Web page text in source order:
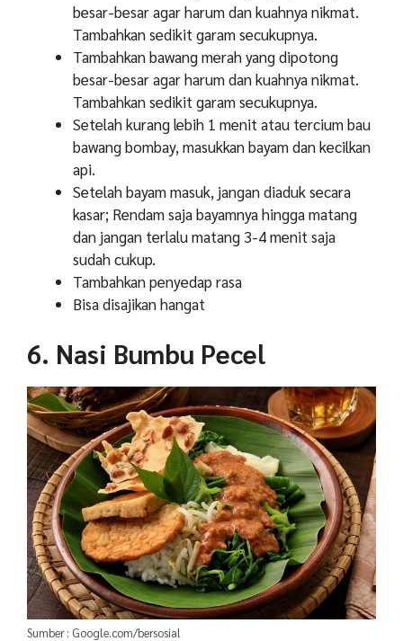
besar-besar agar harum dan kuahnya nikmat.
Tambahkan sedikit garam secukupnya.
Tambahkan bawang merah yang dipotong
besar-besar agar harum dan kuahnya nikmat.
Tambahkan sedikit garam secukupnya.
Setelah kurang lebih 1 menit atau tercium bau
bawang bombay, masukkan bayam dan kecilkan
api.
Setelah bayam masuk, jangan diaduk secara
kasar; Rendam saja bayamnya hingga matang
dan jangan terlalu matang 3-4 menit saja
sudah cukup.
Tambahkan penyedap rasa
Bisa disajikan hangat
6. Nasi Bumbu Pecel
Sumber : Google.com/bersosial